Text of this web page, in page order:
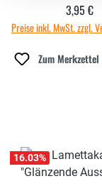
3,95 €
Preise inkl. MwSt. zzgl.
Zum
16.03%